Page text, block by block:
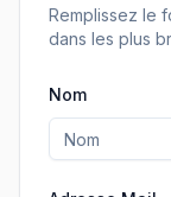
Remplissez le
dans les plus
Nom